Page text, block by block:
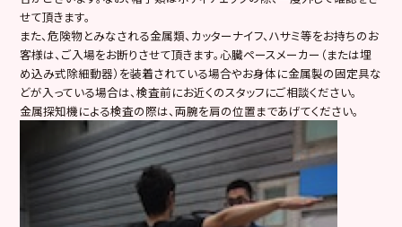
せて頂きます。
また、危険物とみなされる金属類、カッターナイフ、ハサミ等をお持ちのお
客様は、ご入場をお断りさせて頂きます。心臓ペースメーカー（または埋
め込み式除細動器）を装着されている場合やお身体に金属製の固定具な
どが入っている場合は、検査前にお近くのスタッフにご相談ください。
金属探知機による検査の際は、両腕を肩の位置まであげてください。